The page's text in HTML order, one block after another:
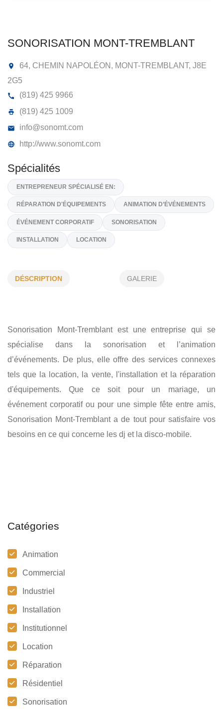
SONORISATION MONT-TREMBLANT
64, CHEMIN NAPOLÉON, MONT-TREMBLANT,
(819) 425 1009
info@sonomt.com
http://www.sonomt.com
ENTREPRENEUR SPÉCIALISÉ EN:
INSTALLATION LOCATION
DÉSCRIPTION GALERIE
Sonorisation Mont-Tremblant est une entreprise qui se
spécialise dans la sonorisation et l’animation
d’événements. De plus, elle offre des services connexes
tels que la location, la vente, l'installation et la réparation
d'équipements. Que ce soit pour un mariage, un
événement corporatif ou pour une simple fête entre amis,
Sonorisation Mont-Tremblant a de tout pour satisfaire vos
besoins en ce qui concerne les dj et la disco-mobile.
Catégories
Animation
Commercial
Industriel
Installation
Institutionnel
Location
Réparation
Résidentiel
Sonorisation